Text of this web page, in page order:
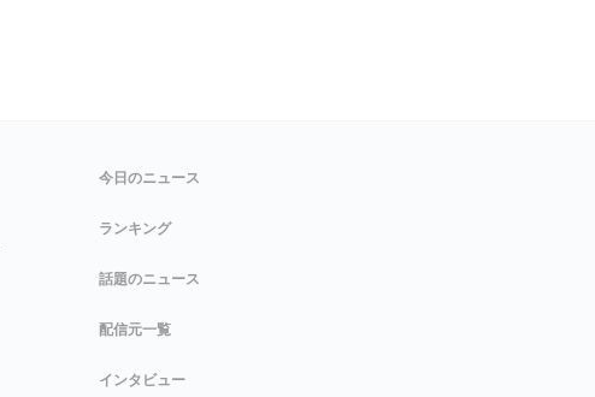
今日のニュース
ランキング
話題のニュース
配信元一覧
インタビュー